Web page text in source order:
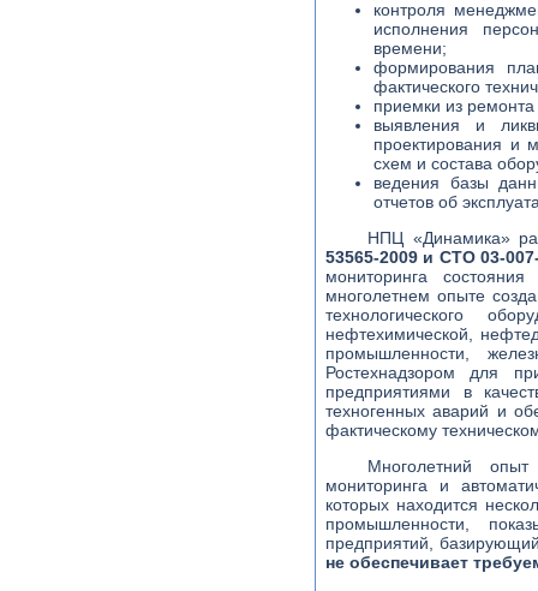
контроля
исполнения
времени;
формирования
фактического
приемки из
выявления и
проектирования и
схем и состава
ведения базы
отчетов об
НПЦ «Динамика»
53565-2009 и СТО 03-
мониторинга
многолетнем опыте
технологического
нефтехимической,
промышленности,
Ростехнадзором для
предприятиями в
техногенных аварий и
фактическому
Многолетний опыт
мониторинга и
которых находится
промышленности,
предприятий,
не обеспечивает